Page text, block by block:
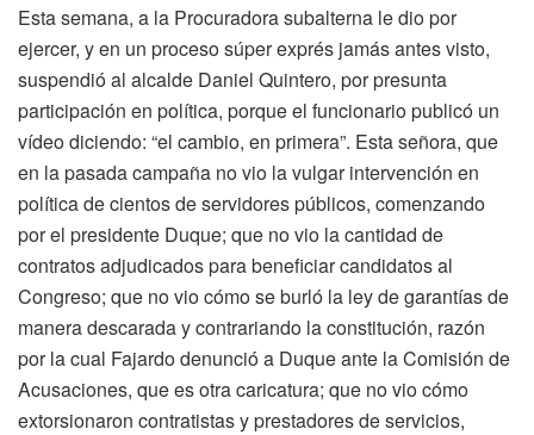
Esta semana, a la Procuradora subalterna le dio por
ejercer, y en un proceso súper exprés jamás antes visto,
suspendió al alcalde Daniel Quintero, por presunta
participación en política, porque el funcionario publicó un
vídeo diciendo: “el cambio, en primera”. Esta señora, que
en la pasada campaña no vio la vulgar intervención en
política de cientos de servidores públicos, comenzando
por el presidente Duque; que no vio la cantidad de
contratos adjudicados para beneficiar candidatos al
Congreso; que no vio cómo se burló la ley de garantías de
manera descarada y contrariando la constitución, razón
por la cual Fajardo denunció a Duque ante la Comisión de
Acusaciones, que es otra caricatura; que no vio cómo
extorsionaron contratistas y prestadores de servicios,